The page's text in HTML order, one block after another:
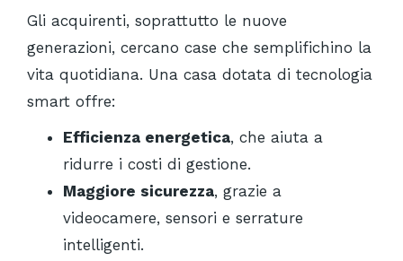
Gli acquirenti, soprattutto le nuove
generazioni, cercano case che semplifichino la
vita quotidiana. Una casa dotata di tecnologia
smart offre:
Efficienza energetica, che aiuta a
ridurre i costi di gestione.
Maggiore sicurezza, grazie a
videocamere, sensori e serrature
intelligenti.